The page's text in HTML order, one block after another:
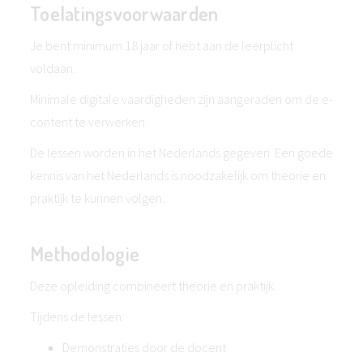
Toelatingsvoorwaarden
Je bent minimum 18 jaar of hebt aan de leerplicht
voldaan.
Minimale digitale vaardigheden zijn aangeraden om de e-
content te verwerken.
De lessen worden in het Nederlands gegeven. Een goede
kennis van het Nederlands is noodzakelijk om theorie en
praktijk te kunnen volgen.
Methodologie
Deze opleiding combineert theorie en praktijk.
Tijdens de lessen:
Demonstraties door de docent